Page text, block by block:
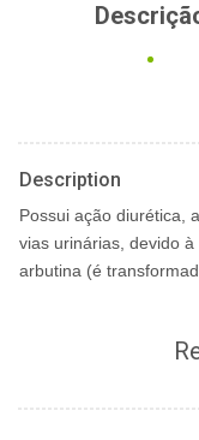
Description
Possui ação diurética,
vias urinárias, devido
arbutina (é